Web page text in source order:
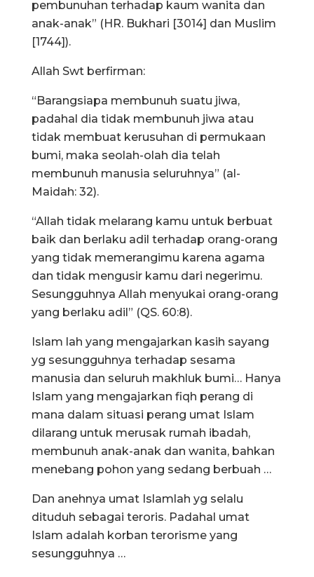
pembunuhan terhadap kaum wanita dan
anak-anak” (HR. Bukhari [3014] dan Muslim
[1744]).
Allah Swt berfirman:
“Barangsiapa membunuh suatu jiwa,
padahal dia tidak membunuh jiwa atau
tidak membuat kerusuhan di permukaan
bumi, maka seolah-olah dia telah
membunuh manusia seluruhnya” (al-
Maidah: 32).
“Allah tidak melarang kamu untuk berbuat
baik dan berlaku adil terhadap orang-orang
yang tidak memerangimu karena agama
dan tidak mengusir kamu dari negerimu.
Sesungguhnya Allah menyukai orang-orang
yang berlaku adil” (QS. 60:8).
Islam lah yang mengajarkan kasih sayang
yg sesungguhnya terhadap sesama
manusia dan seluruh makhluk bumi… Hanya
Islam yang mengajarkan fiqh perang di
mana dalam situasi perang umat Islam
dilarang untuk merusak rumah ibadah,
membunuh anak-anak dan wanita, bahkan
menebang pohon yang sedang berbuah …
Dan anehnya umat Islamlah yg selalu
dituduh sebagai teroris. Padahal umat
Islam adalah korban terorisme yang
sesungguhnya …